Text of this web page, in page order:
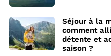
Séjour à la
comment
détente et
saison ?